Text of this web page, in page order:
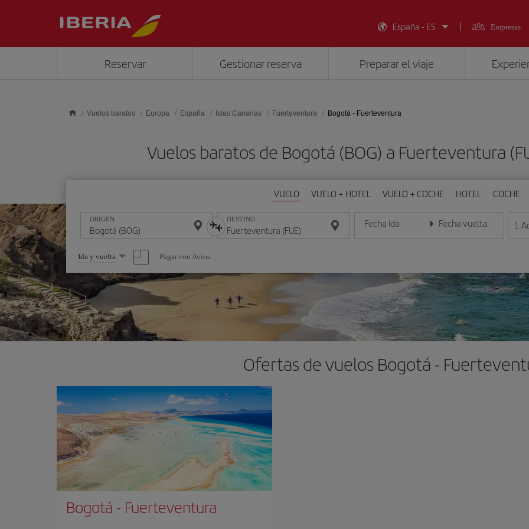
España - ES
Empresas
Reservar Gestionar reserva Preparar el viaje
Vuelos baratos Europa España Islas Canarias Fuerteventura Bogotá - Fuerteventura
Vuelos baratos de Bogotá (BOG) a Fuerteventura
VUELO VUELO + HOTEL VUELO + COCHE HOTEL COCHE
ORIGEN DESTINO Fecha ida
Introduce la fecha en formato día/mes/año
Fecha vuelta
Introduce la fecha en 1
Seleccione
una
opción
Ida y vuelta Pagar con Avios
Ofertas de vuelos Bogotá -
Bogotá - Fuerteventura